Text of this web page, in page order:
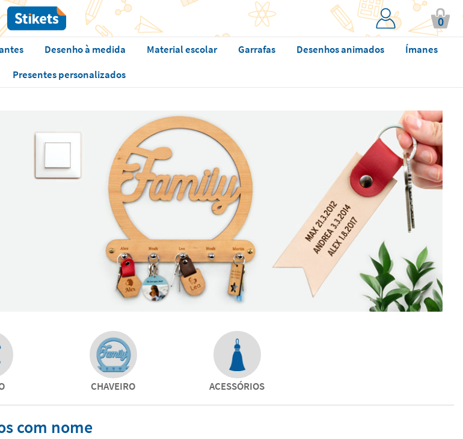
0
Desenho à medida Material escolar Garrafas Desenhos animados
Ímanes
Presentes personalizados
CHAVEIRO ACESSÓRIOS
com nome